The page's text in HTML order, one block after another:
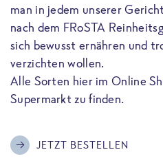
man in jedem unserer
nach dem FRoSTA
sich bewusst ernähren und
verzichten wollen.
Alle Sorten hier im Online
Supermarkt zu finden.
JETZT BESTELLEN